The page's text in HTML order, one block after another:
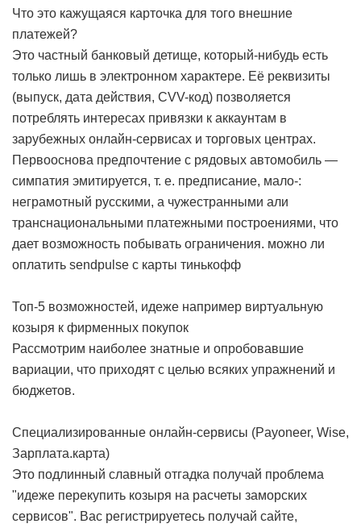
Что это кажущаяся карточка для того внешние
платежей?
Это частный банковый детище, который-нибудь есть
только лишь в электронном характере. Её реквизиты
(выпуск, дата действия, CVV-код) позволяется
потреблять интересах привязки к аккаунтам в
зарубежных онлайн-сервисах и торговых центрах.
Первооснова предпочтение с рядовых автомобиль —
симпатия эмитируется, т. е. предписание, мало-:
неграмотный русскими, а чужестранными али
транснациональными платежными построениями, что
дает возможность побывать ограничения. можно ли
оплатить sendpulse с карты тинькофф
Топ-5 возможностей, идеже например виртуальную
козыря к фирменных покупок
Рассмотрим наиболее знатные и опробовавшие
вариации, что приходят с целью всяких упражнений и
бюджетов.
Специализированные онлайн-сервисы (Payoneer, Wise,
Зарплата.карта)
Это подлинный славный отгадка получай проблема
"идеже перекупить козыря на расчеты заморских
сервисов". Вас регистрируетесь получай сайте,